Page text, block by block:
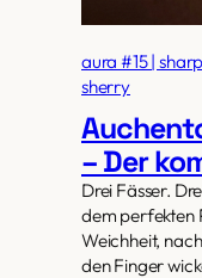
aura #15 |
sherry
– Der
Drei Fässer.
dem perfekten
Weichheit,
den Finger